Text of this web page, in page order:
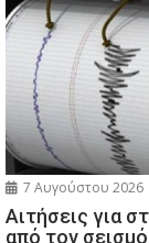
7 Αυγούστου 2026
Αιτήσεις για
από τον